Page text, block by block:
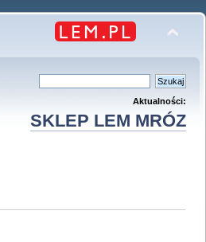
Aktualności:
SKLEP LEM MRÓZ